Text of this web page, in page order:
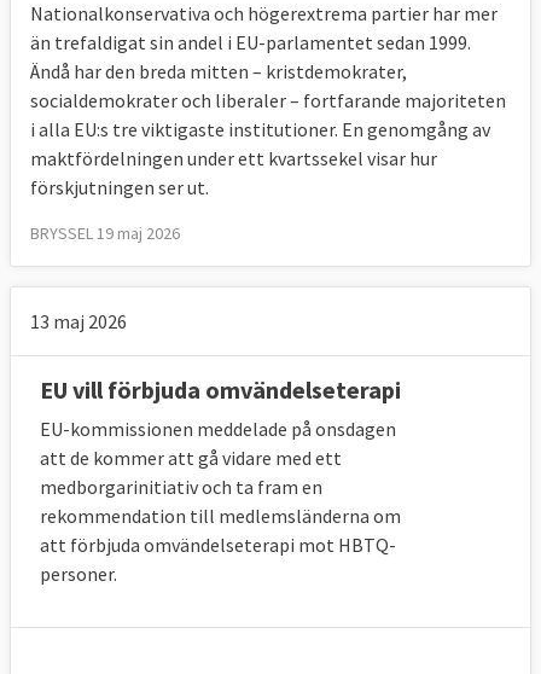
Nationalkonservativa och högerextrema partier har mer
än trefaldigat sin andel i EU-parlamentet sedan 1999.
Ändå har den breda mitten – kristdemokrater,
socialdemokrater och liberaler – fortfarande majoriteten
i alla EU:s tre viktigaste institutioner. En genomgång av
maktfördelningen under ett kvartssekel visar hur
förskjutningen ser ut.
BRYSSEL 19 maj 2026
13 maj 2026
EU vill förbjuda omvändelseterapi
EU-kommissionen meddelade på onsdagen
att de kommer att gå vidare med ett
medborgarinitiativ och ta fram en
rekommendation till medlemsländerna om
att förbjuda omvändelseterapi mot HBTQ-
personer.